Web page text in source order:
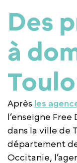
Des
à
Après les
l’enseigne
dans la ville de
département
Occitanie,